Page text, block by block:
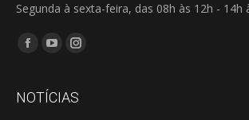
Segunda à sexta-feira, das 08h às 12h - 14h
Encontre-nos em:
Facebook
opens
YouTube
opens
Instagram
opens
NOTÍCIAS